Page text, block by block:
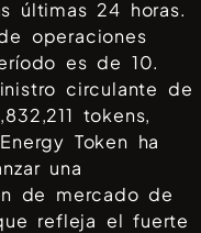
últimas 24 horas.
operaciones
es de 10.
circulante de
tokens,
Token ha
una
de mercado de
refleja el fuerte